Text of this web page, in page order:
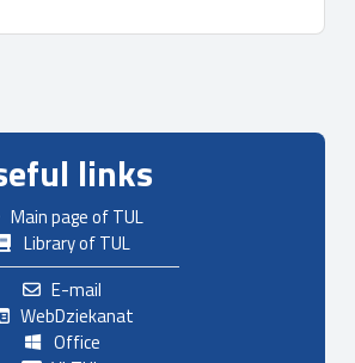
links
Main page of TUL
Library of TUL
E-mail
WebDziekanat
Office